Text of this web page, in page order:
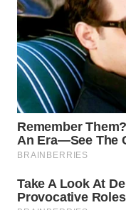
WN
PAKPAK
WN
KARAWANG
WN
BEKASI
WN
BOGOR